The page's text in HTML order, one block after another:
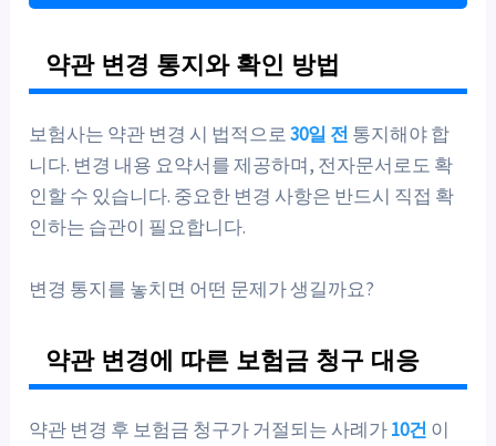
약관 변경 통지와 확인 방법
보험사는 약관 변경 시 법적으로30일 전 통지해야 합
니다. 변경 내용 요약서를 제공하며, 전자문서로도 확
인할 수 있습니다. 중요한 변경 사항은 반드시 직접 확
인하는 습관이 필요합니다.
변경 통지를 놓치면 어떤 문제가 생길까요?
약관 변경에 따른 보험금 청구 대응
약관 변경 후 보험금 청구가 거절되는 사례가10건 이